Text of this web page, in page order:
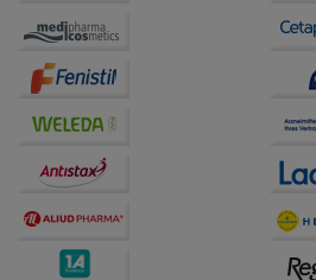
auf unserer Website aber auch
Drittseiten möglichst relevant für
Bitte beachten Sie, dass Daten
Dritte wie z.B. Google oder
übertragen werden.